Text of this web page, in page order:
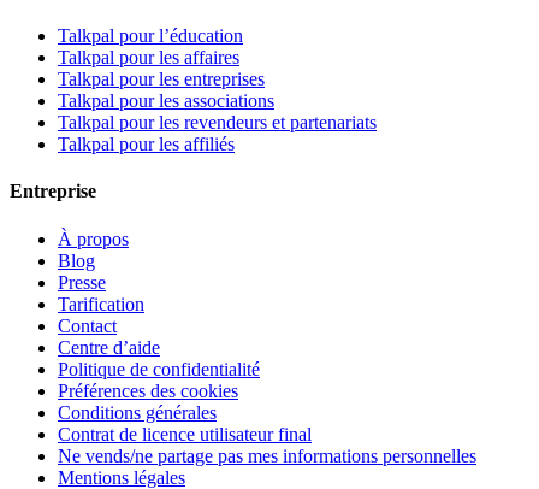
Talkpal pour l’éducation
Talkpal pour les affaires
Talkpal pour les entreprises
Talkpal pour les associations
Talkpal pour les revendeurs et partenariats
Talkpal pour les affiliés
Entreprise
À propos
Blog
Presse
Tarification
Contact
Centre d’aide
Politique de confidentialité
Préférences des cookies
Conditions générales
Contrat de licence utilisateur final
Ne vends/ne partage pas mes informations personnelles
Mentions légales